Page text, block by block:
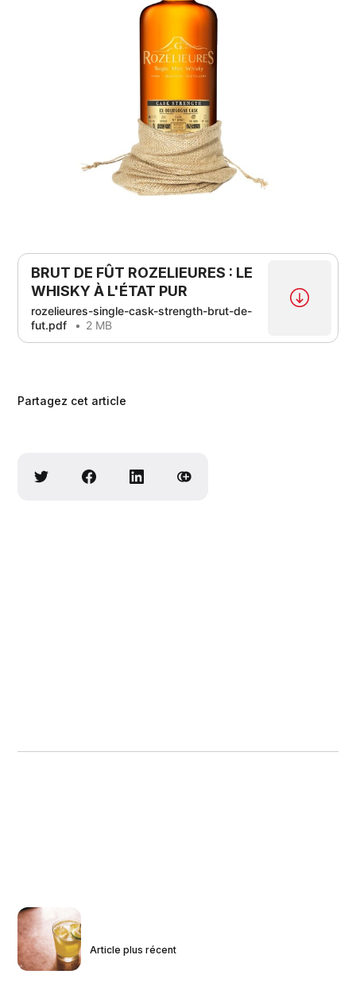
BRUT DE FÛT ROZELIEURES : LE
WHISKY À L'ÉTAT PUR
rozelieures-single-cask-strength-brut-de-
fut.pdf
2 MB
Partagez cet article
Article plus récent